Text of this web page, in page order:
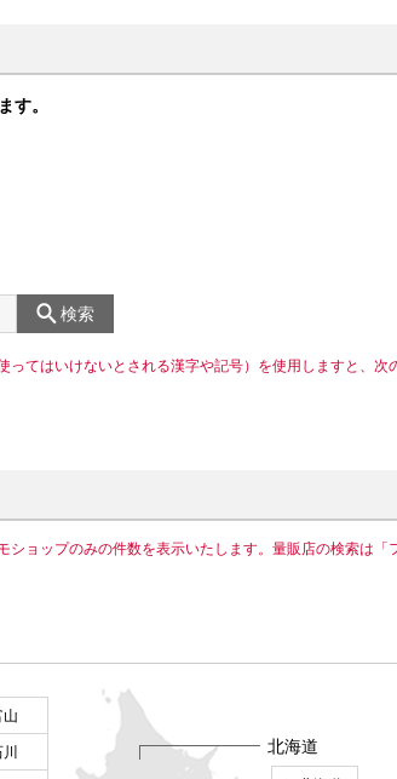
す。
検索
ってはいけないとされる漢字や記号）を使用しますと、次
ショップのみの件数を表示いたします。量販店の検索は「
北海道
山